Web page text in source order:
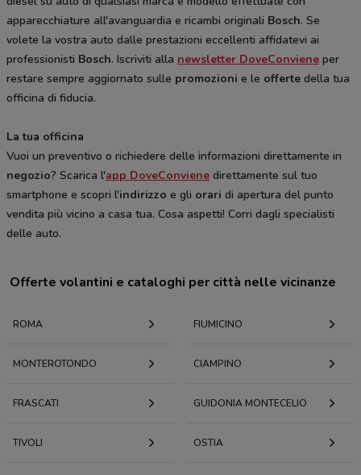
apparecchiature all'avanguardia e ricambi originali Bosch. Se
volete la vostra auto dalle prestazioni eccellenti affidatevi ai
professionisti Bosch. Iscriviti alla newsletter DoveConviene per
restare sempre aggiornato sulle promozioni e le offerte della tua
officina di fiducia.
La tua officina
Vuoi un preventivo o richiedere delle informazioni direttamente in
negozio? Scarica l'app DoveConviene direttamente sul tuo
smartphone e scopri l'indirizzo e gli orari di apertura del punto
vendita più vicino a casa tua. Cosa aspetti! Corri dagli specialisti
delle auto.
Offerte volantini e cataloghi per città nelle vicinanze
ROMA FIUMICINO
MONTEROTONDO CIAMPINO
FRASCATI GUIDONIA MONTECELIO
TIVOLI OSTIA